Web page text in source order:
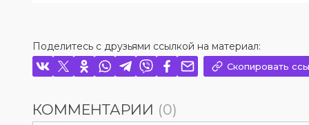
Поделитесь с друзьями ссылкой на материал:
Скопировать
КОММЕНТАРИИ (0)